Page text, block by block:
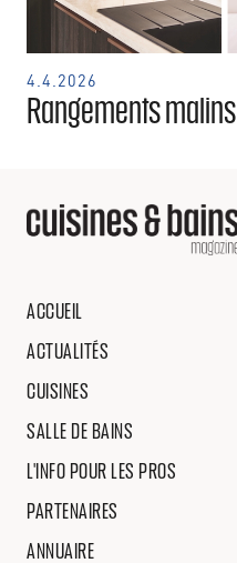
4.4.2026
Rangements malins
ACCUEIL
ACTUALITÉS
CUISINES
SALLE DE BAINS
L'INFO POUR LES PROS
PARTENAIRES
ANNUAIRE